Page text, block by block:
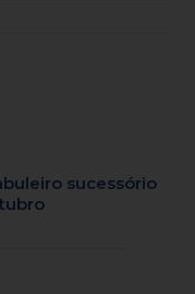
sucessório